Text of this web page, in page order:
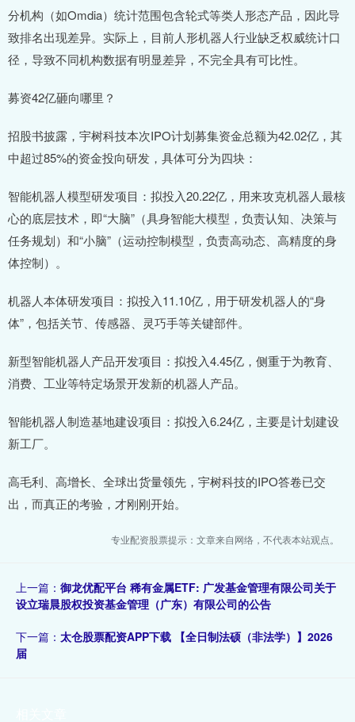
分机构（如Omdia）统计范围包含轮式等类人形态产品，因此导
致排名出现差异。实际上，目前人形机器人行业缺乏权威统计口
径，导致不同机构数据有明显差异，不完全具有可比性。
募资42亿砸向哪里？
招股书披露，宇树科技本次IPO计划募集资金总额为42.02亿，其
中超过85%的资金投向研发，具体可分为四块：
智能机器人模型研发项目：拟投入20.22亿，用来攻克机器人最核
心的底层技术，即“大脑”（具身智能大模型，负责认知、决策与
任务规划）和“小脑”（运动控制模型，负责高动态、高精度的身
体控制）。
机器人本体研发项目：拟投入11.10亿，用于研发机器人的“身
体”，包括关节、传感器、灵巧手等关键部件。
新型智能机器人产品开发项目：拟投入4.45亿，侧重于为教育、
消费、工业等特定场景开发新的机器人产品。
智能机器人制造基地建设项目：拟投入6.24亿，主要是计划建设
新工厂。
高毛利、高增长、全球出货量领先，宇树科技的IPO答卷已交
出，而真正的考验，才刚刚开始。
专业配资股票提示：文章来自网络，不代表本站观点。
上一篇： 御龙优配平台 稀有金属ETF: 广发基金管理有限公司关于
设立瑞晨股权投资基金管理（广东）有限公司的公告
下一篇： 太仓股票配资APP下载 【全日制法硕（非法学）】2026
届